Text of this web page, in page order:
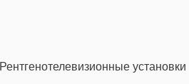
Рентгенотелевизионные установки